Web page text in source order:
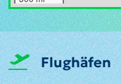
Flughäfen